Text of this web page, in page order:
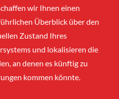
wir Ihnen einen
Überblick über den
Zustand Ihres
und lokalisieren die
an denen es künftig zu
kommen könnte.